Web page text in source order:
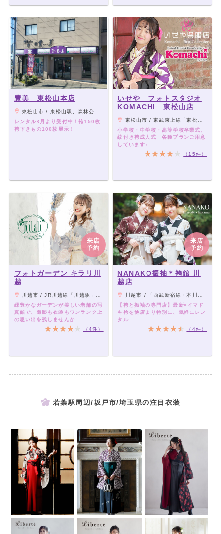
豊美 東松山本店
東松山市 / 東松山駅、森林公園駅徒歩15分
レンタル8月より受付中！袴150枚
袴下きもの100枚展示！
いせや フォトスタジオ
KOMACHI 東松山店
東松山市 / 東武東上線「東松山駅」より車6分
小学校・中学校・高等学校卒業式、
紋付き袴成人式 各種プランご用意
しています♪
（15件）
来店
予約
フォトガーデン キラリ川
越
川越市 / JR川越線「川越駅」より車8分、川越インターより川越市内に向かって広栄町交差点左折し、2つ目交差点左折、右側 ・16号ロヂャースより川越インターに向かって広栄町交差点右折し、2つ目交差点左折右側
緑豊かなガーデンが美しい老舗の写
真館で、撮影も衣装もワンランク上
の思い出を残しませんか
（4件）
来店
予約
NANAKO振袖＊袴館 川
越店
川越市 / 「西武新宿線・本川越駅」徒歩2分 / 「東武東上線・川越駅」徒歩10分
【袴と振袖の専門店】最新×イマド
キ袴を他店より特別に、気軽にレン
タル
（4件）
若葉駅周辺/坂戸市/埼玉県の注目衣装